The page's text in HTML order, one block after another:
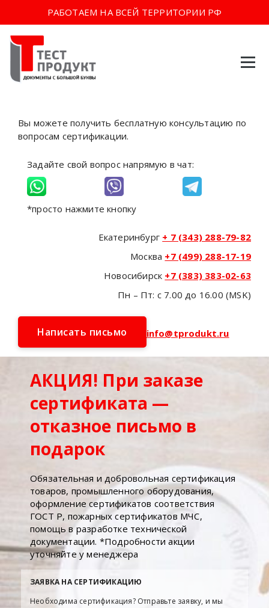
РАБОТАЕМ НА ВСЕЙ ТЕРРИТОРИИ РФ
содержимому
Вы можете получить бесплатную консультацию по
вопросам сертификации.
Задайте свой вопрос напрямую в чат:
*просто нажмите кнопку
Екатеринбург + 7 (343) 288-79-82
Москва +7 (499) 288-17-19
Новосибирск +7 (383) 383-02-63
Пн – Пт: с 7.00 до 16.00 (MSK)
Написать письмо info@tprodukt.ru
АКЦИЯ! При заказе
сертификата —
отказное письмо в
подарок
Обязательная и добровольная сертификация
товаров, промышленного оборудования,
оформление сертификатов соответствия
ГОСТ Р, пожарных сертификатов МЧС,
помощь в разработке технической
документации. *Подробности акции
уточняйте у менеджера
ЗАЯВКА НА СЕРТИФИКАЦИЮ
Необходима сертификация? Отправьте заявку, и мы